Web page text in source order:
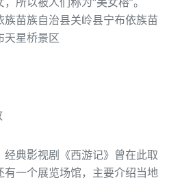
苗族自治县关岭县宁布依族苗
天星桥景区
经典影视剧《西游记》曾在此取
有一个展览场馆，主要介绍当地